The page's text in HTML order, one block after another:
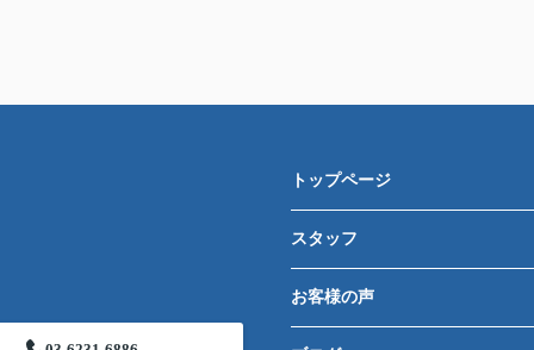
トップページ
スタッフ
お客様の声